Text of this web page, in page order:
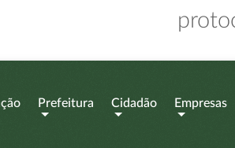
Prefeitura Cidadão Empresas